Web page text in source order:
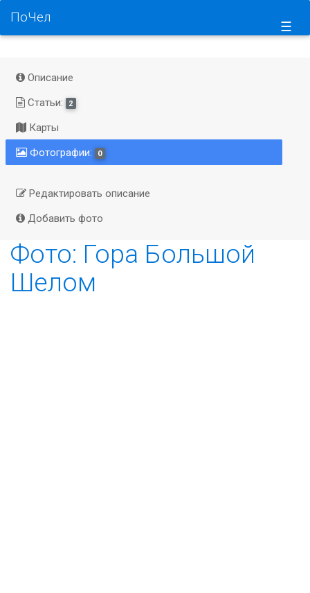
☰
ПоЧел
Описание
Статьи:
2
Карты
Фотографии:
0
Редактировать описание
Добавить фото
Фото: Гора Большой
Шелом